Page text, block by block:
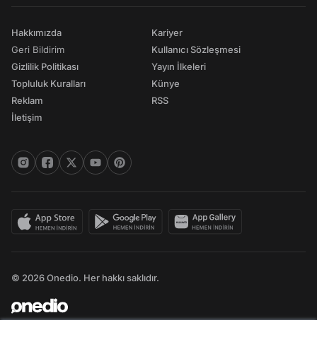
Hakkımızda
Geri Bildirim
Gizlilik Politikası
Topluluk Kuralları
Reklam
İletişim
Kariyer
Kullanıcı Sözleşmesi
Yayın İlkeleri
Künye
RSS
© 2026 Onedio. Her hakkı saklıdır.